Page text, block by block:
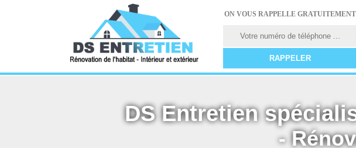
ON VOUS RAPPELLE GRATUITEMENT
DS Entretien
-